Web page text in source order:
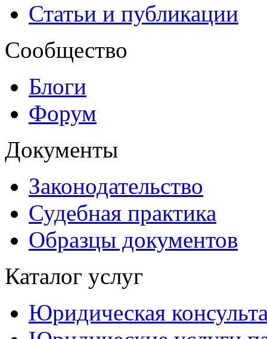
Статьи и публикации
Сообщество
Блоги
Форум
Документы
Законодательство
Судебная практика
Образцы документов
Каталог услуг
Юридическая